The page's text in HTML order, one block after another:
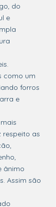
do
e
como um
forros
e
respeito as
ânimo
Assim são